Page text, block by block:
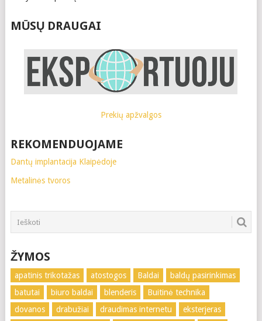
MŪSŲ DRAUGAI
Prekių apžvalgos
REKOMENDUOJAME
Dantų implantacija Klaipėdoje
Metalinės tvoros
ŽYMOS
apatinis trikotažas atostogos Baldai
baldų pasirinkimas
batutai
biuro baldai blenderis
Buitinė technika
dovanos
drabužiai draudimas internetu
eksterjeras